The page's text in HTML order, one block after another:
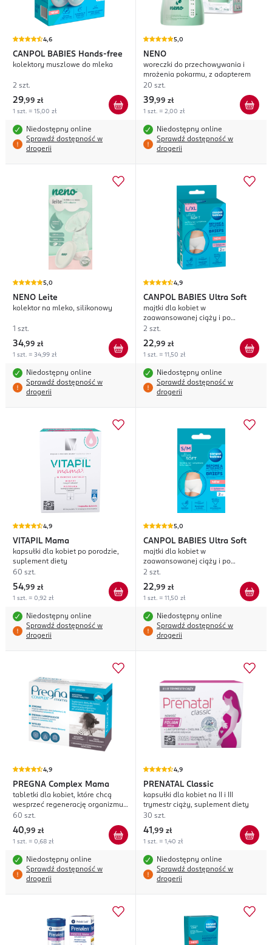
4,6
CANPOL BABIES Hands-free
kolektory muszlowe do mleka
2 szt.
29,99 zł
1 szt. = 15,00 zł
Niedostępny online
Sprawdź dostępność w
drogerii
5,0
NENO
woreczki do przechowywania i
mrożenia pokarmu, z adapterem
20 szt.
39,99 zł
1 szt. = 2,00 zł
Niedostępny online
Sprawdź dostępność w
drogerii
5,0
NENO Leite
kolektor na mleko, silikonowy
1 szt.
34,99 zł
1 szt. = 34,99 zł
Niedostępny online
Sprawdź dostępność w
drogerii
4,9
CANPOL BABIES Ultra Soft
majtki dla kobiet w
zaawansowanej ciąży i po
porodzie, rozm. L/XL
2 szt.
22,99 zł
1 szt. = 11,50 zł
Niedostępny online
Sprawdź dostępność w
drogerii
4,9
VITAPIL Mama
kapsułki dla kobiet po porodzie,
suplement diety
60 szt.
54,99 zł
1 szt. = 0,92 zł
Niedostępny online
Sprawdź dostępność w
drogerii
5,0
CANPOL BABIES Ultra Soft
majtki dla kobiet w
zaawansowanej ciąży i po
porodzie, rozm. S/M
2 szt.
22,99 zł
1 szt. = 11,50 zł
Niedostępny online
Sprawdź dostępność w
drogerii
4,9
PREGNA Complex Mama
tabletki dla kobiet, które chcą
wesprzeć regenerację organizmu
po urodzeniu dziecka, suplement
60 szt.
40,99 zł
1 szt. = 0,68 zł
Niedostępny online
Sprawdź dostępność w
drogerii
4,9
PRENATAL Classic
kapsułki dla kobiet na II i III
trymestr ciąży, suplement diety
30 szt.
41 ,99 zł
1 szt. = 1,40 zł
Niedostępny online
Sprawdź dostępność w
drogerii